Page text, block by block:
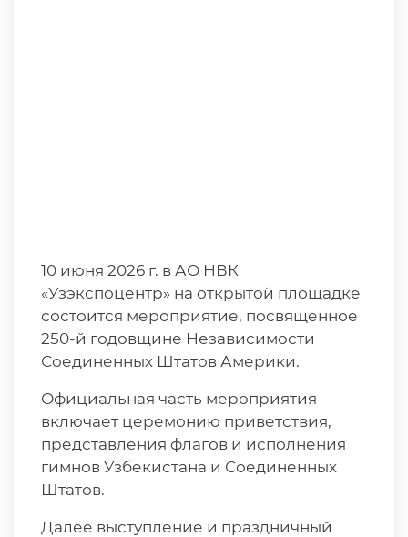
10 июня 2026 г. в АО НВК
«Узэкспоцентр» на открытой площадке
состоится мероприятие, посвященное
250-й годовщине Независимости
Соединенных Штатов Америки.
Официальная часть мероприятия
включает церемонию приветствия,
представления флагов и исполнения
гимнов Узбекистана и Соединенных
Штатов.
Далее выступление и праздничный